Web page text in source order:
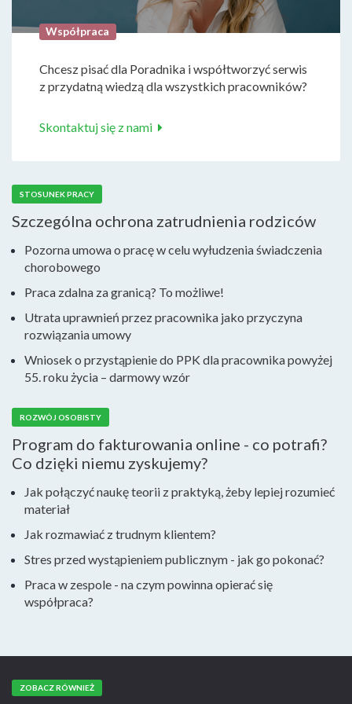
Współpraca
Chcesz pisać dla Poradnika i współtworzyć serwis
z przydatną wiedzą dla wszystkich pracowników?
Skontaktuj się z nami
STOSUNEK PRACY
Szczególna ochrona zatrudnienia rodziców
Pozorna umowa o pracę w celu wyłudzenia świadczenia
chorobowego
Praca zdalna za granicą? To możliwe!
Utrata uprawnień przez pracownika jako przyczyna
rozwiązania umowy
Wniosek o przystąpienie do PPK dla pracownika powyżej
55. roku życia – darmowy wzór
ROZWÓJ OSOBISTY
Program do fakturowania online - co potrafi?
Co dzięki niemu zyskujemy?
Jak połączyć naukę teorii z praktyką, żeby lepiej rozumieć
materiał
Jak rozmawiać z trudnym klientem?
Stres przed wystąpieniem publicznym - jak go pokonać?
Praca w zespole - na czym powinna opierać się
współpraca?
ZOBACZ RÓWNIEŻ